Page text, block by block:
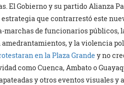
El Gobierno y su partido Alianza
que contrarrestó este
marchas de funcionarios públicos,
y la violencia
en la Plaza Grande y no
como Cuenca, Ambato o
y otros eventos visuales y